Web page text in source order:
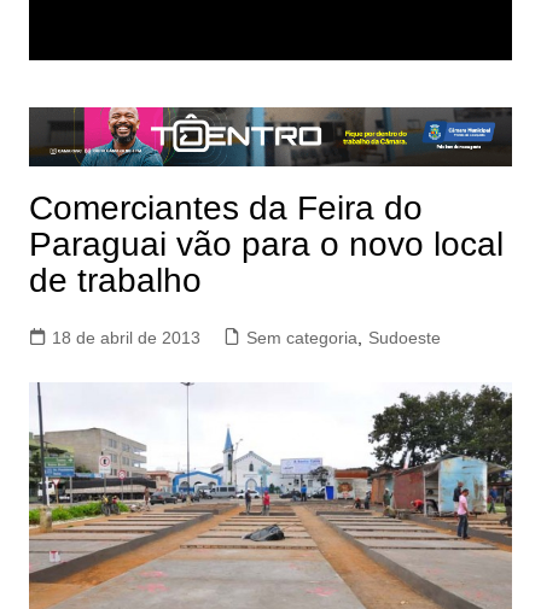
Comerciantes da Feira do
Paraguai vão para o novo local
de trabalho
18 de abril de 2013 Sem categoria, Sudoeste